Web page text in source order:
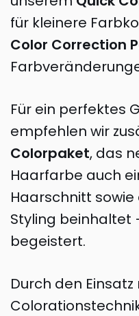
für kleinere
Color Correction
Für ein perfektes
empfehlen wir
Colorpaket, das
Haarfarbe auch
Haarschnitt
Styling beinhaltet
begeistert.
Durch den